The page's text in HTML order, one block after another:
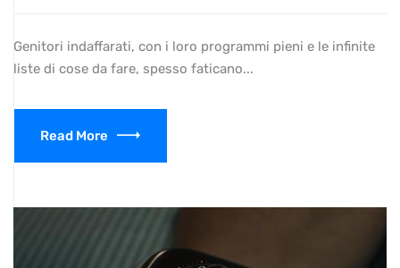
Genitori indaffarati, con i loro programmi pieni e le infinite
liste di cose da fare, spesso faticano...
Read More